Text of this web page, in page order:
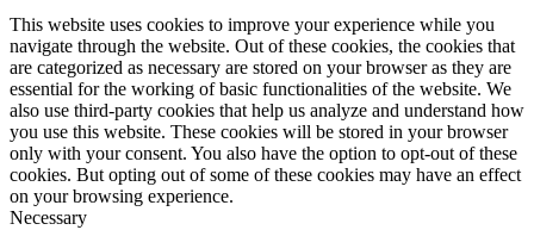
This website uses cookies to improve your experience while you
navigate through the website. Out of these cookies, the cookies that
are categorized as necessary are stored on your browser as they are
essential for the working of basic functionalities of the website. We
also use third-party cookies that help us analyze and understand how
you use this website. These cookies will be stored in your browser
only with your consent. You also have the option to opt-out of these
cookies. But opting out of some of these cookies may have an effect
on your browsing experience.
Necessary